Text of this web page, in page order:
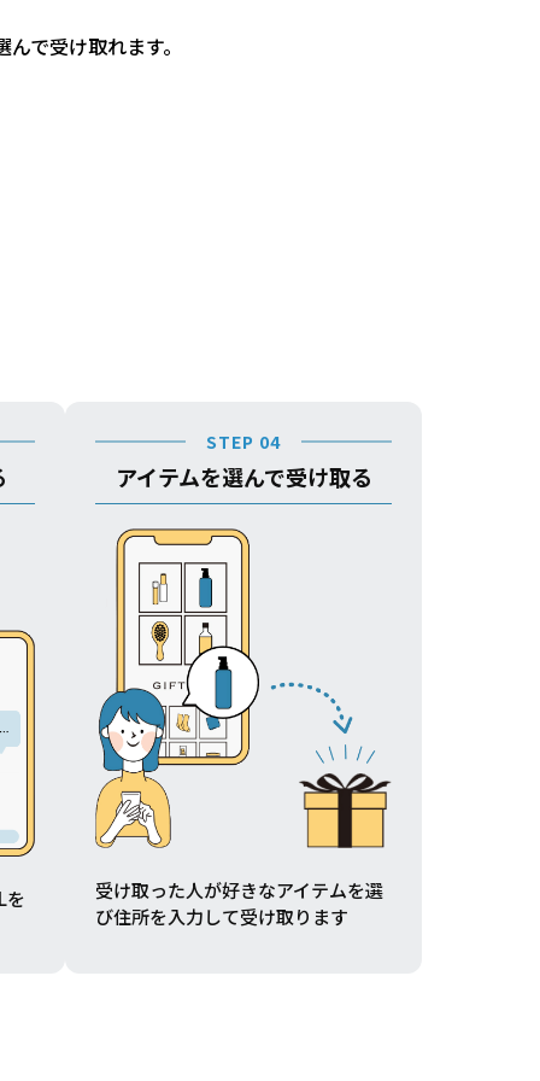
で受け取れます。
を
STEP 04
アイテムを選んで受け取る
受け取った人が好きなアイテムを選
び住所を入力して受け取ります